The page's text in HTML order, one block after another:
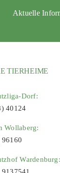
Aktuelle
TIERHEIME
Dorf:
40124
Wollaberg:
Wardenburg: